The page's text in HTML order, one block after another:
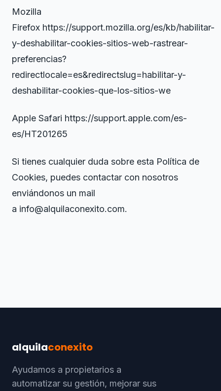
Mozilla
Firefox https://support.mozilla.org/es/kb/habilitar-
y-deshabilitar-cookies-sitios-web-rastrear-
preferencias?
redirectlocale=es&redirectslug=habilitar-y-
deshabilitar-cookies-que-los-sitios-we
Apple Safari https://support.apple.com/es-
es/HT201265
Si tienes cualquier duda sobre esta Política de
Cookies, puedes contactar con nosotros
enviándonos un mail
a info@alquilaconexito.com.
alquilaconexito
Ayudamos a propietarios a
automatizar su gestión, mejorar sus